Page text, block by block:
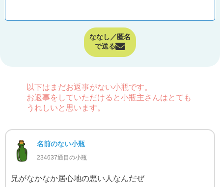
ななし／匿名
で送る
以下はまだお返事がない小瓶です。
お返事をしていただけると小瓶主さんはとても
うれしいと思います。
名前のない小瓶
234637通目の小瓶
兄がなかなか居心地の悪い人なんだぜ